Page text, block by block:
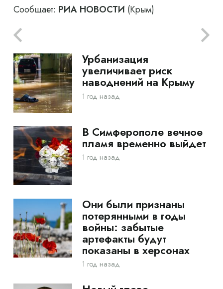
Сообщает: РИА НОВОСТИ (Крым)
Урбанизация
увеличивает риск
наводнений на Крыму
1 год назад
В Симферополе вечное
пламя временно выйдет
1 год назад
Они были признаны
потерянными в годы
войны: забытые
артефакты будут
показаны в херсонах
1 год назад